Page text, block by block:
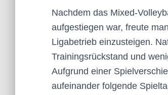
Nachdem das Mixed-
aufgestiegen war, freute
Ligabetrieb einzusteigen.
Trainingsrückstand und
Aufgrund einer
aufeinander folgende